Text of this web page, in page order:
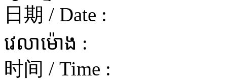
日期 / Date :
វេលាម៉ោង :
时间 / Time :